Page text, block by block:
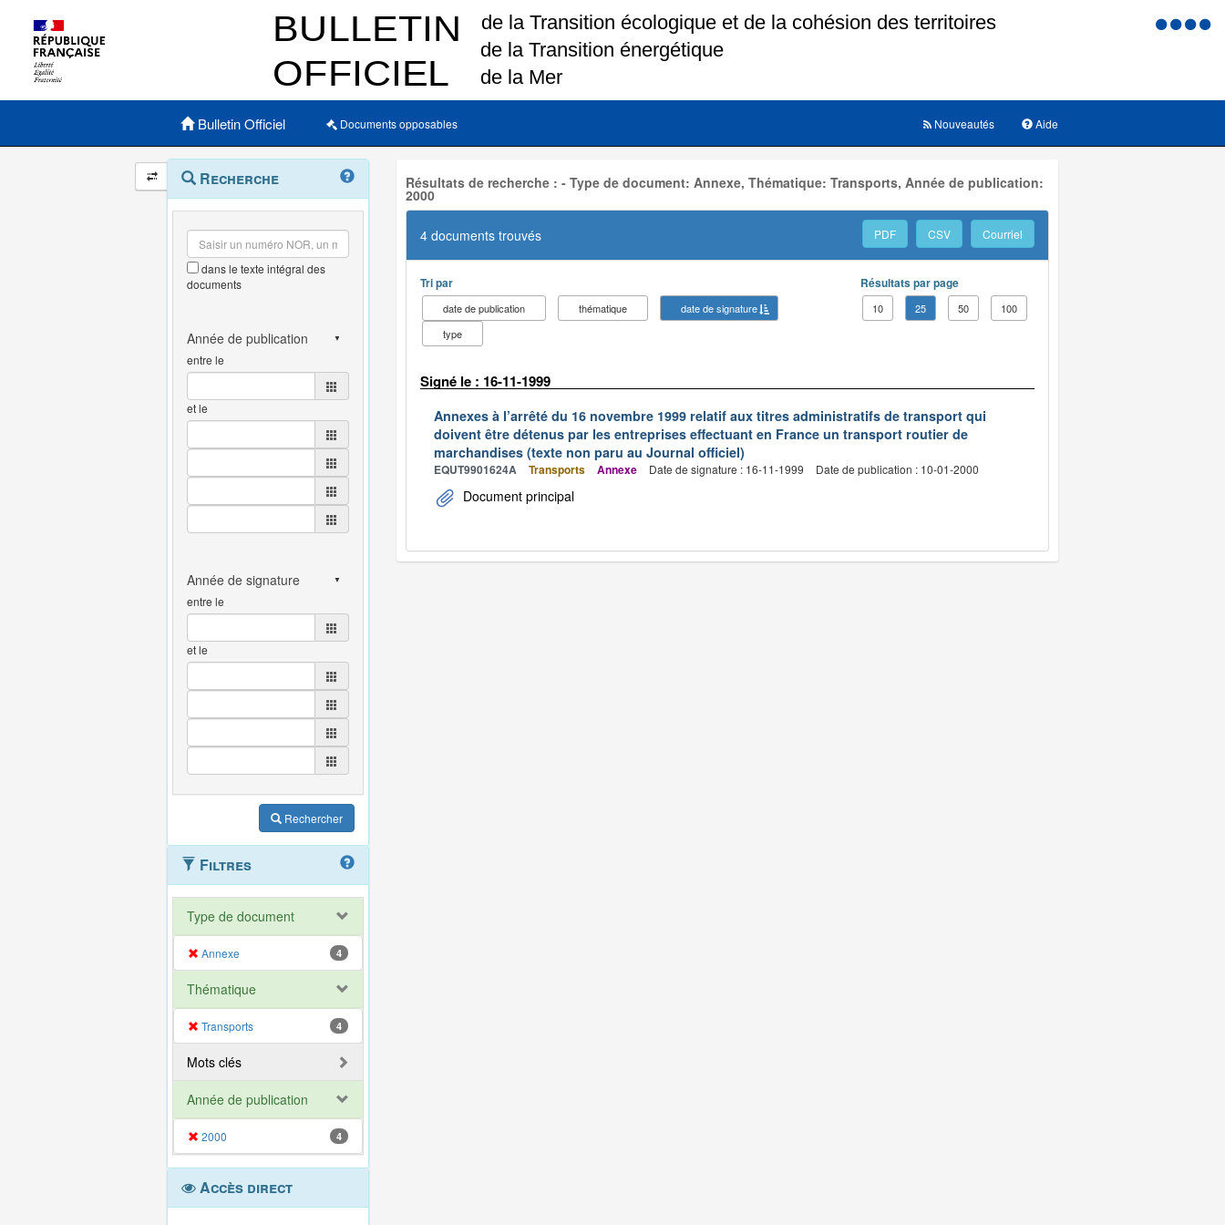
Menu
Menu principal
Bulletin Officiel Documents opposables Aide
Nouveautés
Navigation
et
outils
annexes
Menu
contextuel
Recherche
dans le texte intégral des
documents
entre le
et le
entre le
et le
Rechercher
Filtres
Type de document
Annexe 4
Thématique
Transports 4
Mots clés
Année de publication
2000 4
Accès direct
Résultats de recherche : - Type de document: Annexe, Thématique: Transports, Année de publication:
2000
4 documents trouvés PDF CSV Courriel
Tri par
date de publication thématique
date de signature
type
Résultats par page
10 25 50 100
Signé le : 16-11-1999
Annexes à l’arrêté du 16 novembre 1999 relatif aux titres administratifs de transport qui
doivent être détenus par les entreprises effectuant en France un transport routier de
marchandises (texte non paru au Journal officiel)
EQUT9901624A Transports Annexe Date de signature : 16-11-1999 Date de publication : 10-01-2000
Document principal